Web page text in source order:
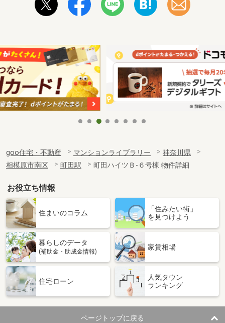
goo住宅・不動産 マンションライブラリー
神奈川県
相模原市南区
町田駅 町田ハイツＢ-６号棟 物件詳細
お役立ち情報
住まいのコラム
「住みたい街」
を見つけよう
暮らしのデータ
(補助金・助成金情報)
家賃相場
住宅ローン
人気タウン
ランキング
ページトップに戻る